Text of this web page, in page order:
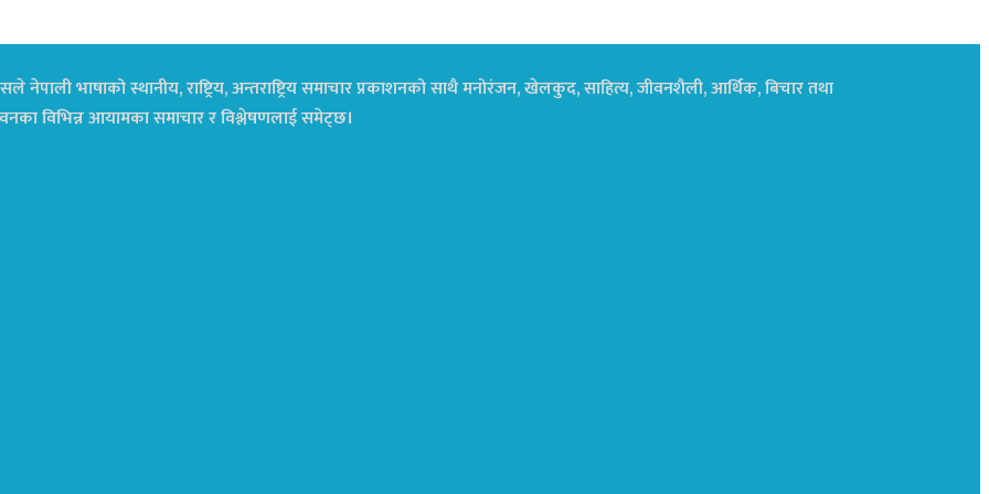
नेपाली भाषाको स्थानीय, राष्ट्रिय, अन्तराष्ट्रिय समाचार प्रकाशनको साथै मनोरंजन, खेलकुद, साहित्य, जीवनशैली, आर्थिक, बिचार तथा
विभिन्न आयामका समाचार र विश्लेषणलाई समेट्छ।